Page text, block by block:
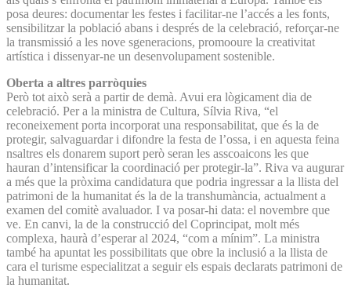
posa deures: documentar les festes i facilitar-ne l’accés a les fonts,
sensibilitzar la població abans i després de la celebració, reforçar-ne
la transmissió a les nove sgeneracions, promooure la creativitat
artística i dissenyar-ne un desenvolupament sostenible.
Oberta a altres parròquies
Però tot això serà a partir de demà. Avui era lògicament dia de
celebració. Per a la ministra de Cultura, Sílvia Riva, “el
reconeixement porta incorporat una responsabilitat, que és la de
protegir, salvaguardar i difondre la festa de l’ossa, i en aquesta feina
nsaltres els donarem suport però seran les asscoaicons les que
hauran d’intensificar la coordinació per protegir-la”. Riva va augurar
a més que la pròxima candidatura que podria ingressar a la llista del
patrimoni de la humanitat és la de la transhumància, actualment a
examen del comitè avaluador. I va posar-hi data: el novembre que
ve. En canvi, la de la construcció del Coprincipat, molt més
complexa, haurà d’esperar al 2024, “com a mínim”. La ministra
també ha apuntat les possibilitats que obre la inclusió a la llista de
cara el turisme especialitzat a seguir els espais declarats patrimoni de
la humanitat.